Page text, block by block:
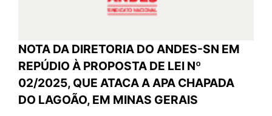
NOTA DA DIRETORIA DO ANDES-SN EM
REPÚDIO À PROPOSTA DE LEI Nº
02/2025, QUE ATACA A APA CHAPADA
DO LAGOÃO, EM MINAS GERAIS